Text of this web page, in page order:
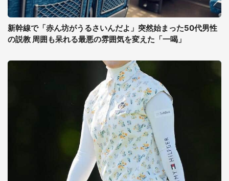
新幹線で「赤ん坊がうるさいんだよ」突然始まった50代男性
の説教 周囲も呆れる最悪の雰囲気を変えた「一喝」